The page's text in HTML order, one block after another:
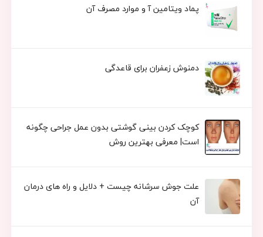
پماد ویتامین آ و موارد مصرف آن
دمنوش زعفران برای قاعدگی
کوچک کردن بینی گوشتی بدون عمل جراحی چگونه
است| معرفی بهترین روش
علت جوش سرشانه چیست + دلایل و راه های درمان
آن